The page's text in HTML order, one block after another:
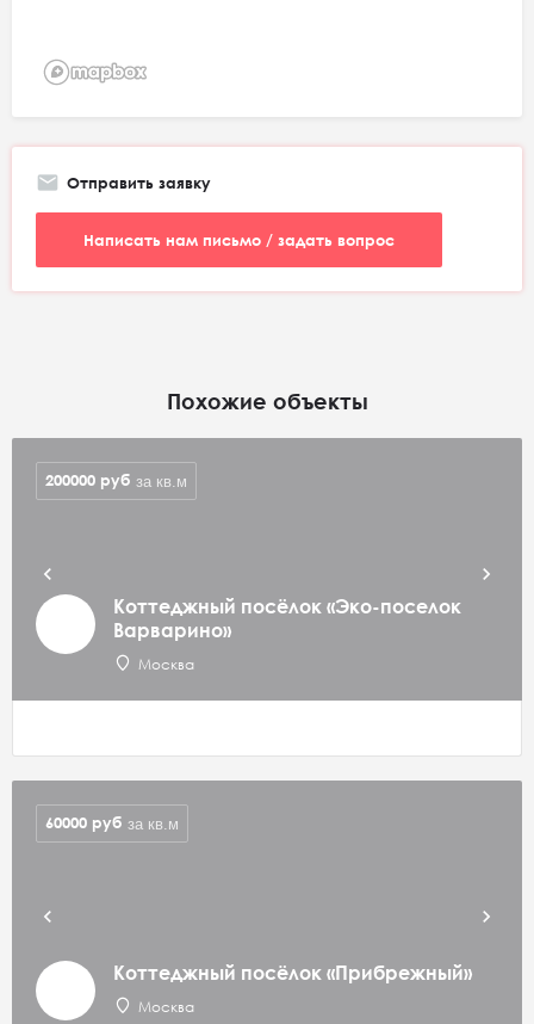
Отправить заявку
Написать нам письмо / задать вопрос
Похожие объекты
Коттеджный посёлок «Эко-поселок
Варварино»
Москва
200000 руб за кв.м
Коттеджный посёлок «Прибрежный»
Москва
60000 руб за кв.м